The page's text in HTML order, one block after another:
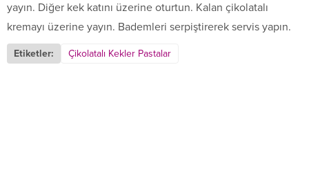
yayın. Diğer kek katını üzerine oturtun. Kalan çikolatalı
kremayı üzerine yayın. Bademleri serpiştirerek servis yapın.
Etiketler: Çikolatalı Kekler Pastalar